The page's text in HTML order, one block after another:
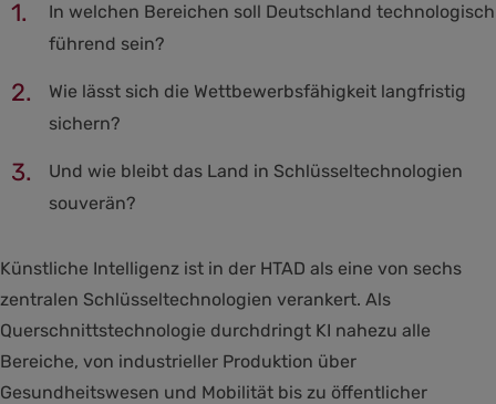
In welchen Bereichen soll Deutschland technologisch
führend sein?
Wie lässt sich die Wettbewerbsfähigkeit langfristig
sichern?
Und wie bleibt das Land in Schlüsseltechnologien
souverän?
Künstliche Intelligenz ist in der HTAD als eine von sechs
zentralen Schlüsseltechnologien verankert. Als
Querschnittstechnologie durchdringt KI nahezu alle
Bereiche, von industrieller Produktion über
Gesundheitswesen und Mobilität bis zu öffentlicher